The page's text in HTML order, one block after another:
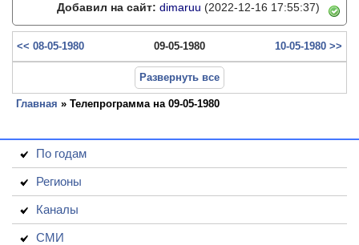
Добавил на сайт: dimaruu (2022-12-16 17:55:37)
<< 08-05-1980 09-05-1980 10-05-1980 >>
Развернуть все
Главная » Телепрограмма на 09-05-1980
По годам
Регионы
Каналы
СМИ